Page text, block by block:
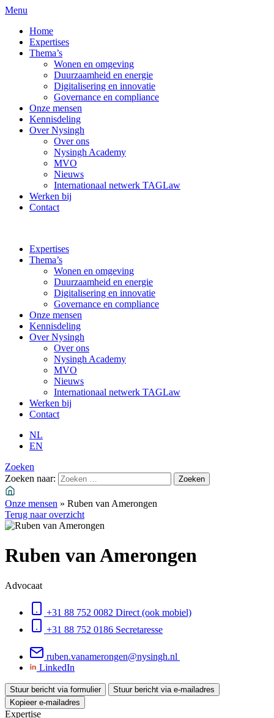
Menu
Home
Expertises
Thema’s
Wonen en omgeving
Duurzaamheid en energie
Digitalisering en innovatie
Governance en compliance
Onze mensen
Kennisdeling
Over Nysingh
Over ons
Nysingh Academy
MVO
Nieuws
Internationaal netwerk TAGLaw
Werken bij
Contact
Expertises
Thema’s
Wonen en omgeving
Duurzaamheid en energie
Digitalisering en innovatie
Governance en compliance
Onze mensen
Kennisdeling
Over Nysingh
Over ons
Nysingh Academy
MVO
Nieuws
Internationaal netwerk TAGLaw
Werken bij
Contact
NL
EN
Zoeken
Zoeken naar:
Onze mensen » Ruben van Amerongen
Terug naar overzicht
Ruben van Amerongen
Advocaat
+31 88 752 0082 Direct (ook mobiel)
+31 88 752 0186 Secretaresse
ruben.vanamerongen@nysingh.nl
LinkedIn
Stuur bericht via formulier
Stuur bericht via e-mailadres
Kopieer e-mailadres
Expertise